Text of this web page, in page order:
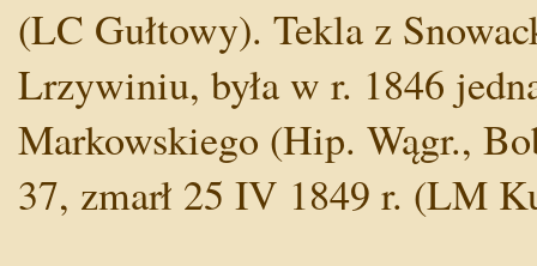
(LC Gułtowy). Tekla z
Lrzywiniu, była w r. 1846
Markowskiego (Hip. Wągr.,
37, zmarł 25 IV 1849 r. (LM